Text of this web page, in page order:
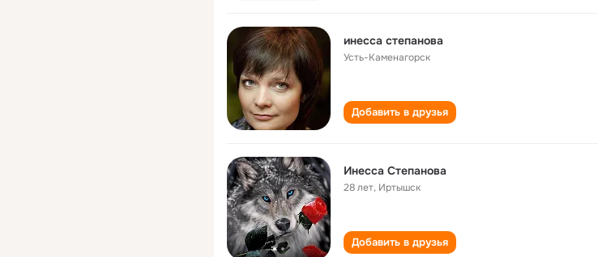
инесса степанова
Усть-Каменагорск
Добавить в друзья
Инесса Степанова
28 лет, Иртышск
Добавить в друзья